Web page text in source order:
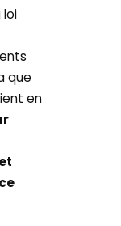
loi
que
en